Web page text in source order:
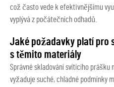
což často vede k efektivnějšímu
vyplývá z počátečních odhadů.
Jaké požadavky platí pro
s těmito materiály
Správné skladování svítícího
vyžaduje suché, chladné podmínky